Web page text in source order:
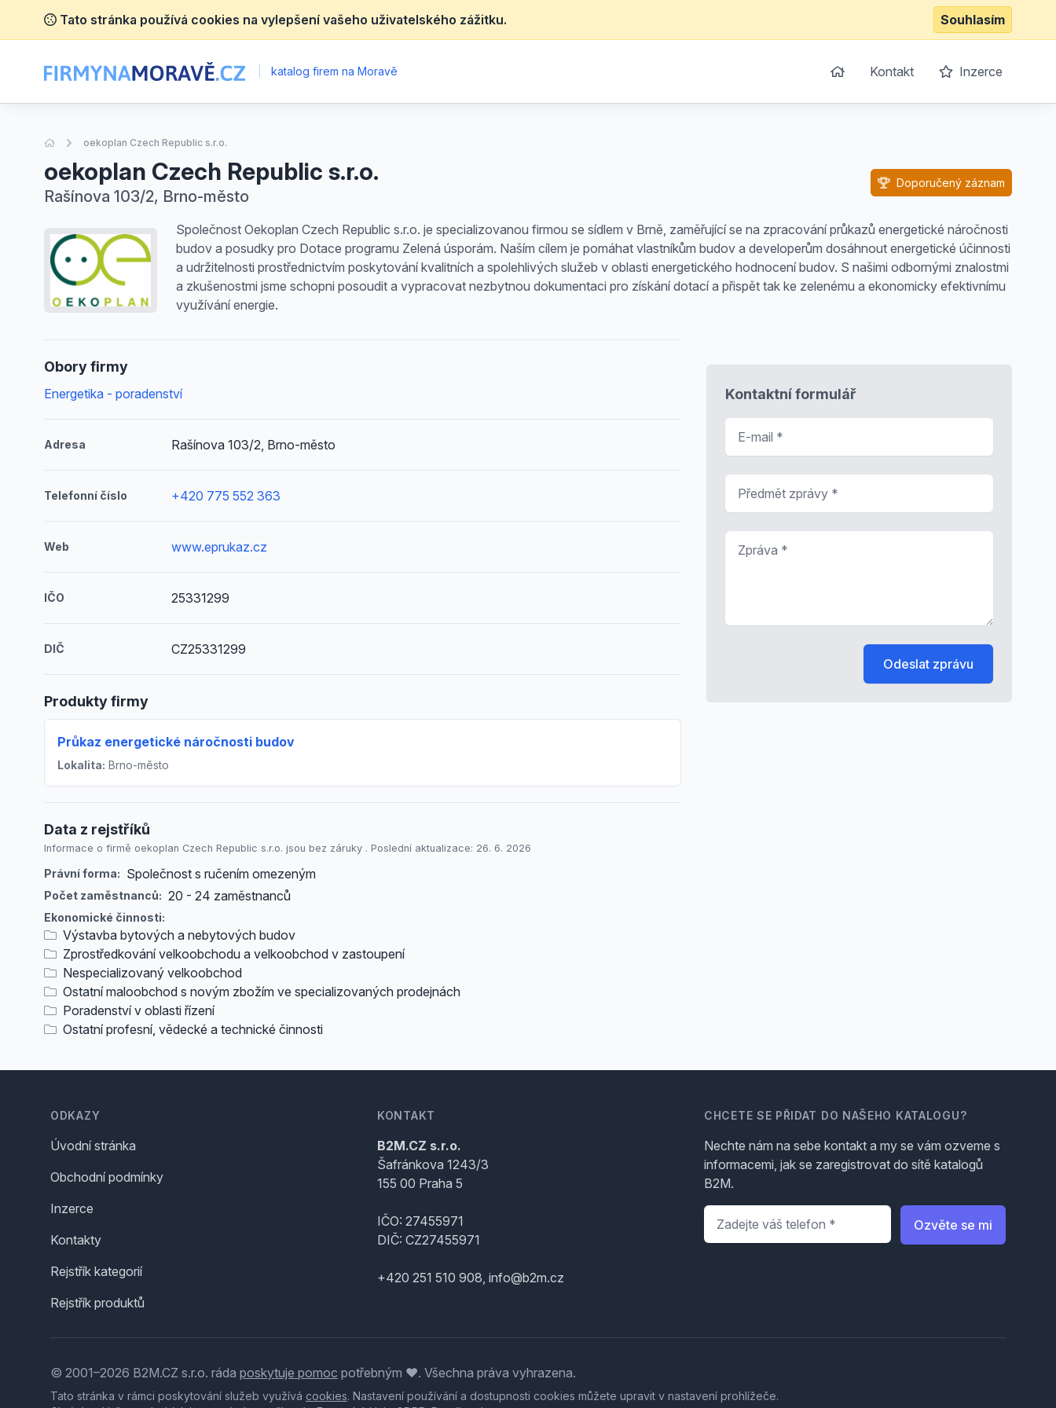
Tato stránka používá cookies na vylepšení vašeho uživatelského zážitku. Souhlasím
katalog firem na Moravě Kontakt Inzerce
Úvodní stránka
oekoplan Czech Republic s.r.o.
oekoplan Czech Republic s.r.o.
Rašínova 103/2, Brno-město
Doporučený záznam
Společnost Oekoplan Czech Republic s.r.o. je specializovanou firmou se sídlem v Brně, zaměřující se na zpracování průkazů energetické náročnosti
budov a posudky pro Dotace programu Zelená úsporám. Naším cílem je pomáhat vlastníkům budov a developerům dosáhnout energetické účinnosti
a udržitelnosti prostřednictvím poskytování kvalitních a spolehlivých služeb v oblasti energetického hodnocení budov. S našimi odbornými znalostmi
a zkušenostmi jsme schopni posoudit a vypracovat nezbytnou dokumentaci pro získání dotací a přispět tak ke zelenému a ekonomicky efektivnímu
využívání energie.
Obory firmy
Energetika - poradenství
Adresa Rašínova 103/2, Brno-město
Telefonní číslo +420 775 552 363
Web www.eprukaz.cz
IČO 25331299
DIČ CZ25331299
Produkty firmy
Průkaz energetické náročnosti budov
Lokalita: Brno-město
Data z rejstříků
Informace o firmě oekoplan Czech Republic s.r.o. jsou bez záruky . Poslední aktualizace: 26. 6. 2026
Právní forma: Společnost s ručením omezeným
Počet zaměstnanců: 20 - 24 zaměstnanců
Ekonomické činnosti:
Výstavba bytových a nebytových budov
Zprostředkování velkoobchodu a velkoobchod v zastoupení
Nespecializovaný velkoobchod
Ostatní maloobchod s novým zbožím ve specializovaných prodejnách
Poradenství v oblasti řízení
Ostatní profesní, vědecké a technické činnosti
Kontaktní formulář
Odeslat zprávu
ODKAZY
Úvodní stránka
Obchodní podmínky
Inzerce
Kontakty
Rejstřík kategorií
Rejstřík produktů
KONTAKT
B2M.CZ s.r.o.
Šafránkova 1243/3
155 00 Praha 5
IČO: 27455971
DIČ: CZ27455971
+420 251 510 908, info@b2m.cz
CHCETE SE PŘIDAT DO NAŠEHO KATALOGU?
Nechte nám na sebe kontakt a my se vám ozveme s
informacemi, jak se zaregistrovat do sítě katalogů
B2M.
Telefon
Ozvěte se mi
© 2001–2026 B2M.CZ s.r.o. ráda poskytuje pomoc potřebným ♥️. Všechna práva vyhrazena.
Tato stránka v rámci poskytování služeb využívá cookies. Nastavení používání a dostupnosti cookies můžete upravit v nastavení prohlížeče.